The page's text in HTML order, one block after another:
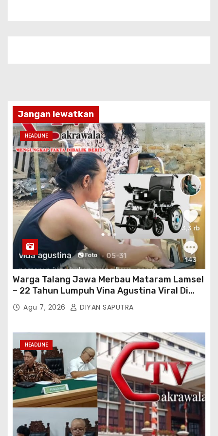
Jangan lewatkan
HEADLINE
Warga Talang Jawa Merbau Mataram Lamsel
– 22 Tahun Lumpuh Vina Agustina Viral Di
Tiktok Inginkan Kursi Roda Listrik, Kepala
Perwakilan Provinsi Lampung Media
Bertindak
Agu 7, 2026 DIYAN SAPUTRA
HEADLINE